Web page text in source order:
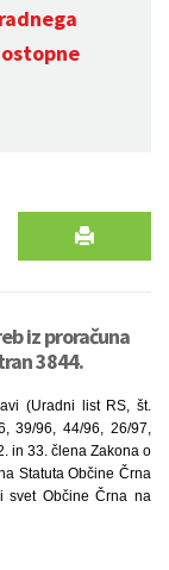
iz proračuna
3844.
(Uradni list RS, št.
39/96, 44/96, 26/97,
in 33. člena Zakona o
Statuta Občine Črna
svet Občine Črna na